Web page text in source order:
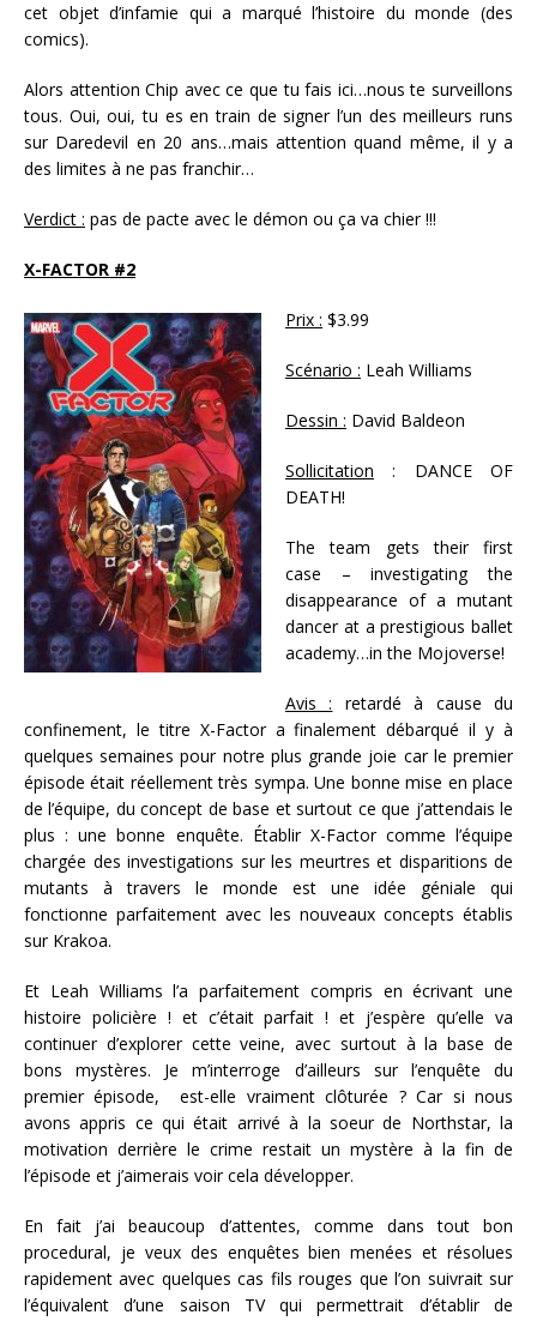
cet objet d’infamie qui a marqué l’histoire du monde (des
comics).
Alors attention Chip avec ce que tu fais ici…nous te surveillons
tous. Oui, oui, tu es en train de signer l’un des meilleurs runs
sur Daredevil en 20 ans…mais attention quand même, il y a
des limites à ne pas franchir…
Verdict : pas de pacte avec le démon ou ça va chier !!!
X-FACTOR #2
Prix : $3.99
Scénario : Leah Williams
Dessin : David Baldeon
Sollicitation : DANCE OF
DEATH!
The team gets their first
case – investigating the
disappearance of a mutant
dancer at a prestigious ballet
academy…in the Mojoverse!
Avis : retardé à cause du
confinement, le titre X-Factor a finalement débarqué il y à
quelques semaines pour notre plus grande joie car le premier
épisode était réellement très sympa. Une bonne mise en place
de l’équipe, du concept de base et surtout ce que j’attendais le
plus : une bonne enquête. Établir X-Factor comme l’équipe
chargée des investigations sur les meurtres et disparitions de
mutants à travers le monde est une idée géniale qui
fonctionne parfaitement avec les nouveaux concepts établis
sur Krakoa.
Et Leah Williams l’a parfaitement compris en écrivant une
histoire policière ! et c’était parfait ! et j’espère qu’elle va
continuer d’explorer cette veine, avec surtout à la base de
bons mystères. Je m’interroge d’ailleurs sur l’enquête du
premier épisode, est-elle vraiment clôturée ? Car si nous
avons appris ce qui était arrivé à la soeur de Northstar, la
motivation derrière le crime restait un mystère à la fin de
l’épisode et j’aimerais voir cela développer.
En fait j’ai beaucoup d’attentes, comme dans tout bon
procedural, je veux des enquêtes bien menées et résolues
rapidement avec quelques cas fils rouges que l’on suivrait sur
l’équivalent d’une saison TV qui permettrait d’établir de